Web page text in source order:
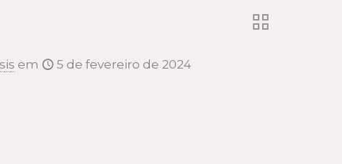
em 5 de fevereiro de 2024